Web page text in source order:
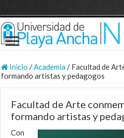
Inicio /Academia/ Facultad de
formando artistas y pedagogos
Facultad de Arte
formando artistas y
Con